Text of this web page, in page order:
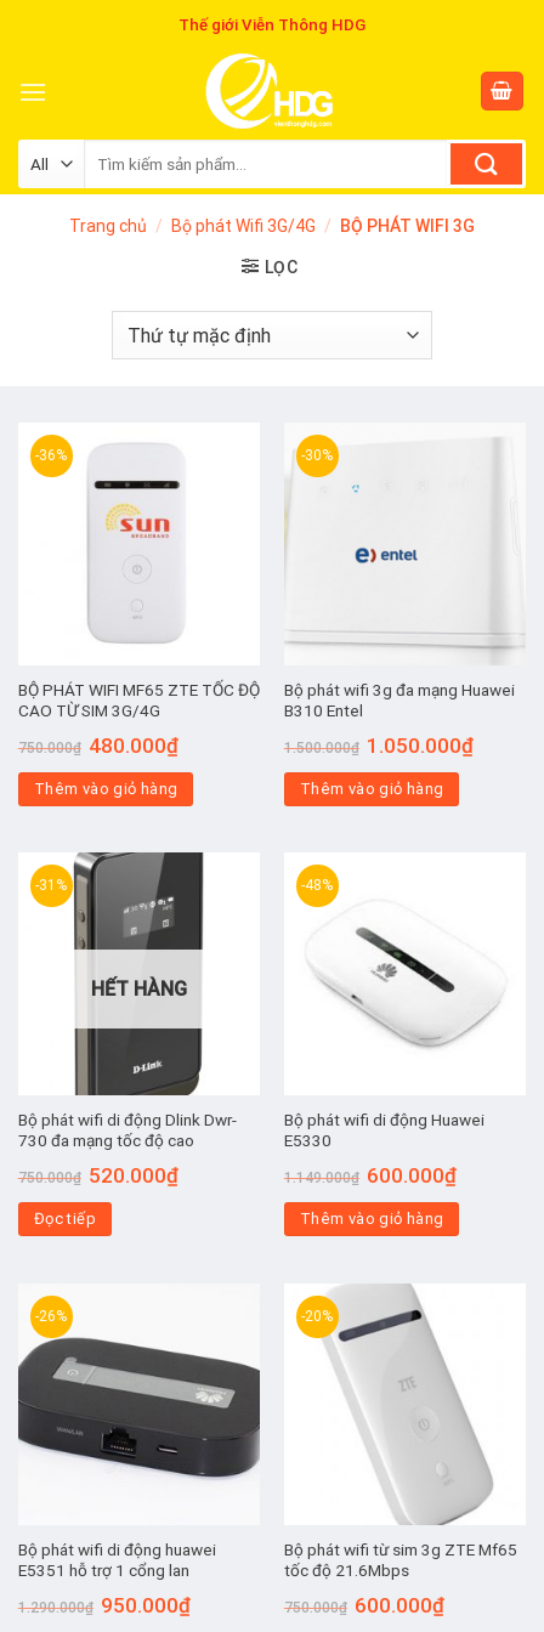
Thế giới Viễn Thông HDG
Trang chủ / Bộ phát Wifi 3G/4G / BỘ PHÁT WIFI 3G
LỌC
-36%
BỘ PHÁT WIFI MF65 ZTE TỐC ĐỘ
CAO TỪ SIM 3G/4G
750.000₫ Giá
gốc
là:
750.000₫.
480.000₫Giá
tại
480.000₫.
Thêm vào giỏ hàng
-30%
Bộ phát wifi 3g đa mạng Huawei
B310 Entel
1.500.000₫ Giá
gốc
là:
1.500.000₫.
1.050.000₫Giá
Thêm vào giỏ hàng
-31%
HẾT HÀNG
Bộ phát wifi di động Dlink Dwr-
730 đa mạng tốc độ cao
750.000₫ Giá
gốc
là:
750.000₫.
520.000₫Giá
Đọc tiếp
-48%
Bộ phát wifi di động Huawei
E5330
1.149.000₫ Giá
gốc
là:
1.149.000₫.
600.000₫Giá
tại
600.000₫.
Thêm vào giỏ hàng
-26%
Bộ phát wifi di động huawei
E5351 hỗ trợ 1 cổng lan
1.290.000₫ Giá
gốc
950.000₫Giá
-20%
Bộ phát wifi từ sim 3g ZTE Mf65
tốc độ 21.6Mbps
750.000₫ Giá
gốc
600.000₫Giá